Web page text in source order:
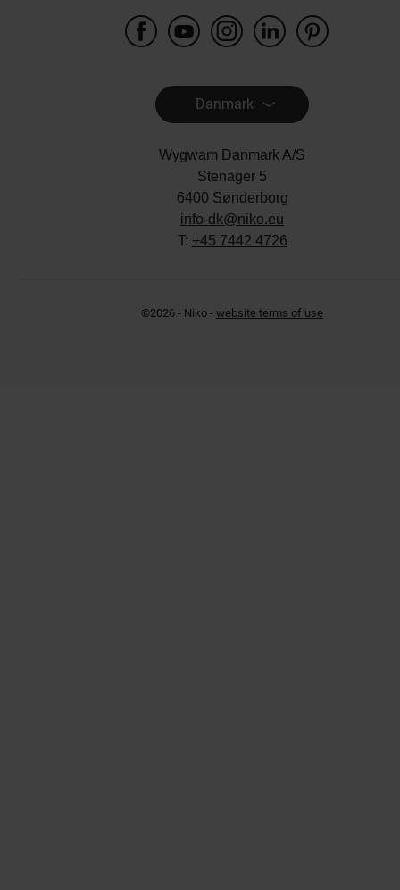
Danmark
Wygwam Danmark A/S
Stenager 5
6400 Sønderborg
info-dk@niko.eu
T: +45 7442 4726
©2026 - Niko - website terms of use